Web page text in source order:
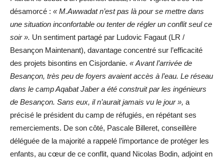
désamorcé : « M.Awwadat n’est pas là pour se mettre dans
une situation inconfortable ou tenter de régler un conflit seul ce
soir ». Un sentiment partagé par Ludovic Fagaut (LR /
Besançon Maintenant), davantage concentré sur l’efficacité
des projets bisontins en Cisjordanie. « Avant l’arrivée de
Besançon, très peu de foyers avaient accès à l’eau. Le réseau
dans le camp Aqabat Jaber a été construit par les ingénieurs
de Besançon. Sans eux, il n’aurait jamais vu le jour », a
précisé le président du camp de réfugiés, en répétant ses
remerciements. De son côté, Pascale Billeret, conseillère
déléguée de la majorité a rappelé l’importance de protéger les
enfants, au cœur de ce conflit, quand Nicolas Bodin, adjoint en